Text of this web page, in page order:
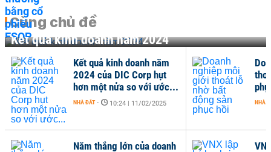
Cùng chủ đề
Kết quả kinh doanh năm 2024
Kết quả kinh doanh năm
2024 của DIC Corp hụt
hơn một nửa so với ước...
NHÀ ĐẤT - 10:24 | 11/02/2025
Năm thắng lớn của doanh
NHÀ